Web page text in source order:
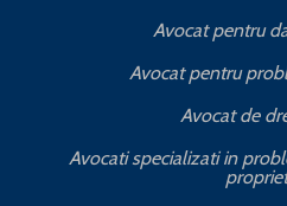
Avocat pentru
Avocat pentru
Avocat de
Avocati specializati in